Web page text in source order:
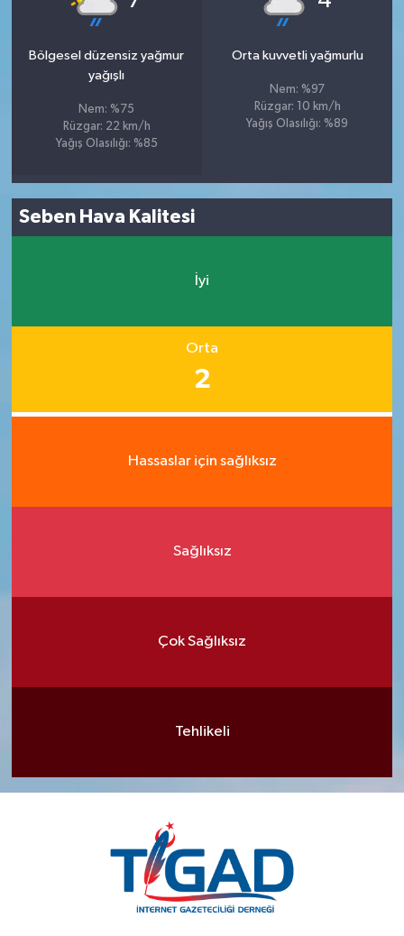
Bölgesel düzensiz yağmur
yağışlı
Nem: %75
Rüzgar: 22 km/h
Yağış Olasılığı: %85
Orta kuvvetli yağmurlu
Nem: %97
Rüzgar: 10 km/h
Yağış Olasılığı: %89
Seben Hava Kalitesi
İyi
Orta
2
Hassaslar için sağlıksız
Sağlıksız
Çok Sağlıksız
Tehlikeli